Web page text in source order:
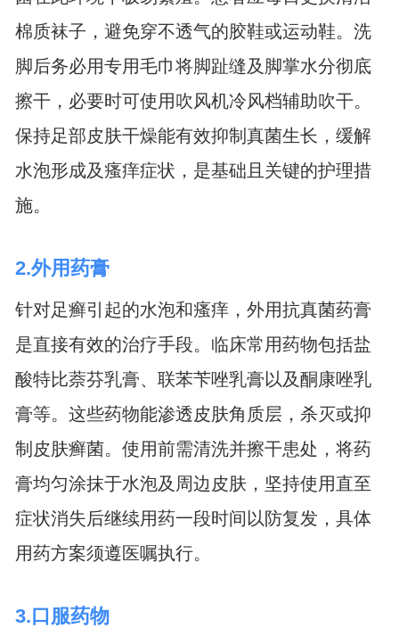
棉质袜子，避免穿不透气的胶鞋或运动鞋。洗
脚后务必用专用毛巾将脚趾缝及脚掌水分彻底
擦干，必要时可使用吹风机冷风档辅助吹干。
保持足部皮肤干燥能有效抑制真菌生长，缓解
水泡形成及瘙痒症状，是基础且关键的护理措
施。
2.外用药膏
针对足癣引起的水泡和瘙痒，外用抗真菌药膏
是直接有效的治疗手段。临床常用药物包括盐
酸特比萘芬乳膏、联苯苄唑乳膏以及酮康唑乳
膏等。这些药物能渗透皮肤角质层，杀灭或抑
制皮肤癣菌。使用前需清洗并擦干患处，将药
膏均匀涂抹于水泡及周边皮肤，坚持使用直至
症状消失后继续用药一段时间以防复发，具体
用药方案须遵医嘱执行。
3.口服药物